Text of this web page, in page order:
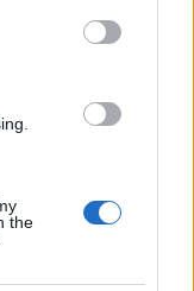
the
giapponese
ritorno in